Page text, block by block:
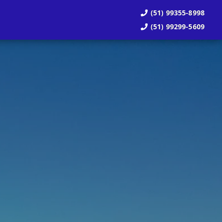
(51) 99355-8998
(51) 99299-5609